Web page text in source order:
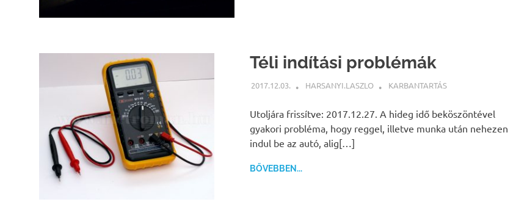
Téli indítási problémák
2017.12.03. HARSANYI.LASZLO KARBANTARTÁS
Utoljára frissítve: 2017.12.27. A hideg idő beköszöntével
gyakori probléma, hogy reggel, illetve munka után nehezen
indul be az autó, alig[…]
BŐVEBBEN...